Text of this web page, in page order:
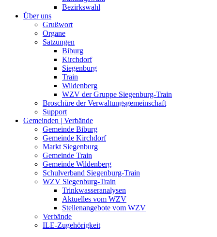
Bezirkswahl
Über uns
Grußwort
Organe
Satzungen
Biburg
Kirchdorf
Siegenburg
Train
Wildenberg
WZV der Gruppe Siegenburg-Train
Broschüre der Verwaltungsgemeinschaft
Support
Gemeinden | Verbände
Gemeinde Biburg
Gemeinde Kirchdorf
Markt Siegenburg
Gemeinde Train
Gemeinde Wildenberg
Schulverband Siegenburg-Train
WZV Siegenburg-Train
Trinkwasseranalysen
Aktuelles vom WZV
Stellenangebote vom WZV
Verbände
ILE-Zugehörigkeit